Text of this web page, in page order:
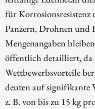
für
Panzern, Drohnen und
Mengenangaben
öffentlich detailliert, da
Wettbewerbsvorteile
deuten auf signifikante
z. B. von bis zu 15 kg